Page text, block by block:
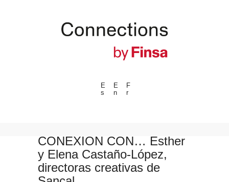
E
s
E
n
F
r
---ENLACES---
Eventos
Espacios
Materiales
CONEXIÓN CON… Esther
y Elena Castaño-López,
directoras creativas de